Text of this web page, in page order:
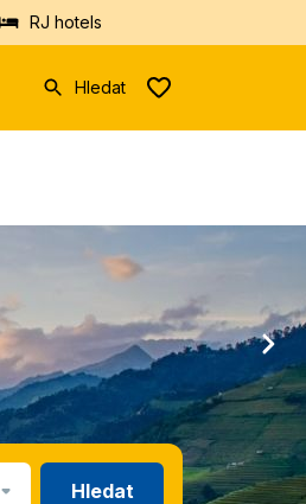
RJ hotels
Hledat
Vyhledáme
Vám
hotely
nebo
destinace
z
databáze.
Hledat